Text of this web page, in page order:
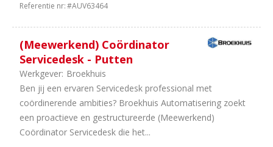
Referentie nr:#AUV63464
(Meewerkend) Coördinator
Servicedesk - Putten
Werkgever: Broekhuis
Ben jij een ervaren Servicedesk professional met
coördinerende ambities? Broekhuis Automatisering zoekt
een proactieve en gestructureerde (Meewerkend)
Coördinator Servicedesk die het...